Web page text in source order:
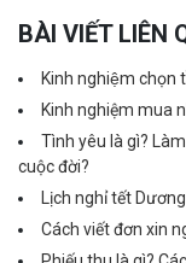
BÀI VIẾT LIÊN
Kinh nghiệm chọn
Kinh nghiệm mua
Tình yêu là gì?
cuộc đời?
Lịch nghỉ tết
Cách viết đơn xin